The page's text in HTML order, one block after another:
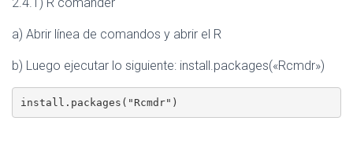
a) Abrir línea de comandos y abrir el R
b) Luego ejecutar lo siguiente: install.packages(«Rcmdr»)
install.packages("Rcmdr")